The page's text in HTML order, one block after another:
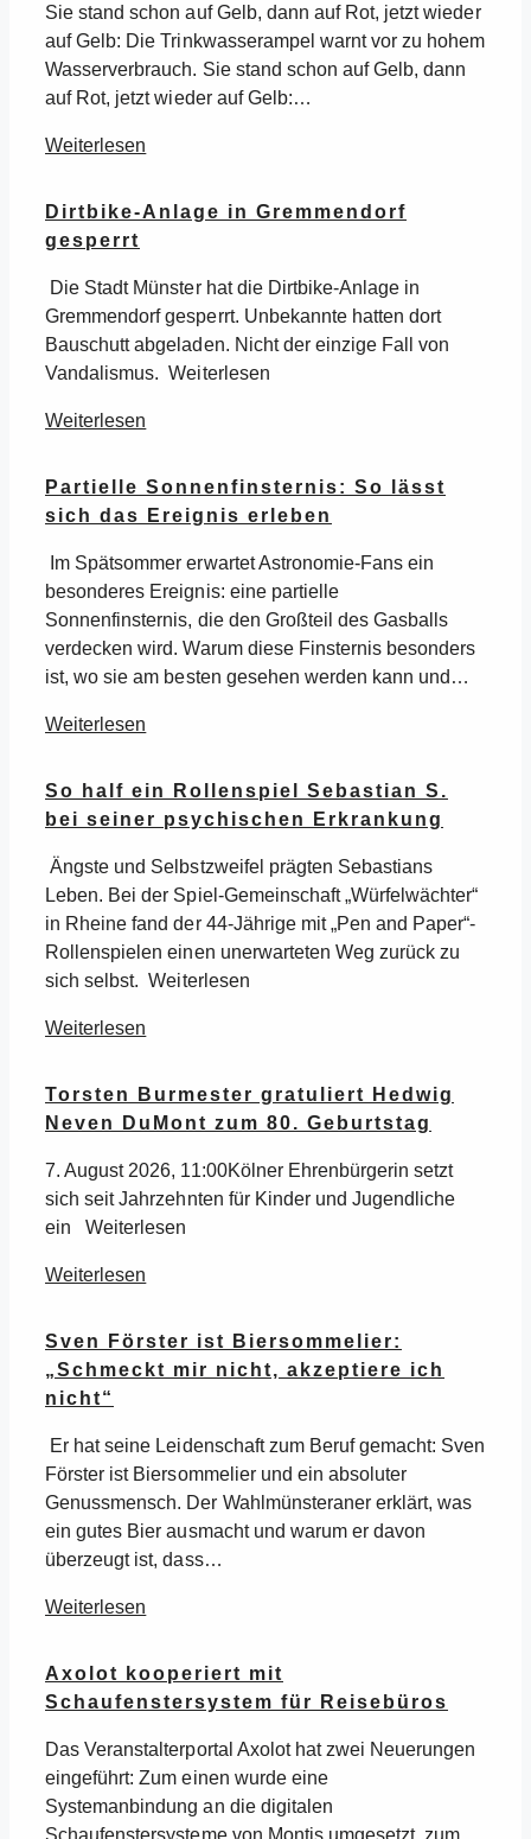
Sie stand schon auf Gelb, dann auf Rot, jetzt wieder
auf Gelb: Die Trinkwasserampel warnt vor zu hohem
Wasserverbrauch. Sie stand schon auf Gelb, dann
auf Rot, jetzt wieder auf Gelb:…
Weiterlesen
Dirtbike-Anlage in Gremmendorf
gesperrt
Die Stadt Münster hat die Dirtbike-Anlage in
Gremmendorf gesperrt. Unbekannte hatten dort
Bauschutt abgeladen. Nicht der einzige Fall von
Vandalismus. Weiterlesen
Weiterlesen
Partielle Sonnenfinsternis: So lässt
sich das Ereignis erleben
Im Spätsommer erwartet Astronomie-Fans ein
besonderes Ereignis: eine partielle
Sonnenfinsternis, die den Großteil des Gasballs
verdecken wird. Warum diese Finsternis besonders
ist, wo sie am besten gesehen werden kann und…
Weiterlesen
So half ein Rollenspiel Sebastian S.
bei seiner psychischen Erkrankung
Ängste und Selbstzweifel prägten Sebastians
Leben. Bei der Spiel-Gemeinschaft „Würfelwächter“
in Rheine fand der 44-Jährige mit „Pen and Paper“-
Rollenspielen einen unerwarteten Weg zurück zu
sich selbst. Weiterlesen
Weiterlesen
Torsten Burmester gratuliert Hedwig
Neven DuMont zum 80. Geburtstag
7. August 2026, 11:00Kölner Ehrenbürgerin setzt
sich seit Jahrzehnten für Kinder und Jugendliche
ein Weiterlesen
Weiterlesen
Sven Förster ist Biersommelier:
„Schmeckt mir nicht, akzeptiere ich
nicht“
Er hat seine Leidenschaft zum Beruf gemacht: Sven
Förster ist Biersommelier und ein absoluter
Genussmensch. Der Wahlmünsteraner erklärt, was
ein gutes Bier ausmacht und warum er davon
überzeugt ist, dass…
Weiterlesen
Axolot kooperiert mit
Schaufenstersystem für Reisebüros
Das Veranstalterportal Axolot hat zwei Neuerungen
eingeführt: Zum einen wurde eine
Systemanbindung an die digitalen
Schaufenstersysteme von Montis umgesetzt, zum